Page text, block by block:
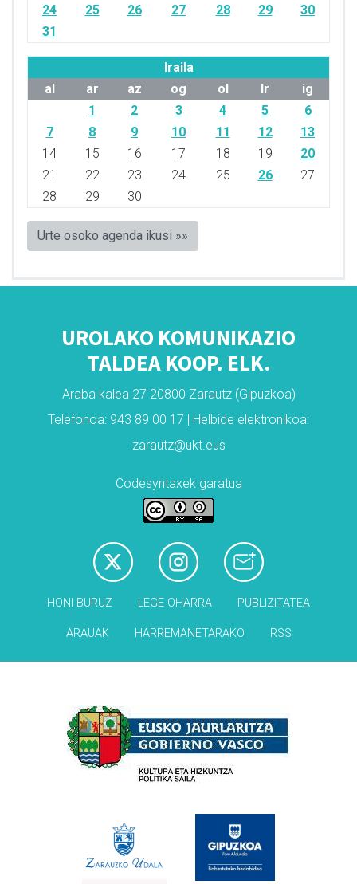
24
25 26 27 28 29
30
31
Iraila
al
ar az og ol lr
ig
1
2 3 4 5
6
7
8 9 10 11 12
13
14
15 16 17 18 19
20
21
22 23 24 25 26
27
28
29 30
Urte osoko agenda ikusi »»
UROLAKO KOMUNIKAZIO
TALDEA KOOP. ELK.
Araba kalea 27 20800 Zarautz (Gipuzkoa)
Telefonoa: 943 89 00 17 | Helbide elektronikoa:
zarautz@ukt.eus
Codesyntaxek garatua
HONI BURUZ LEGE OHARRA PUBLIZITATEA
ARAUAK HARREMANETARAKO RSS